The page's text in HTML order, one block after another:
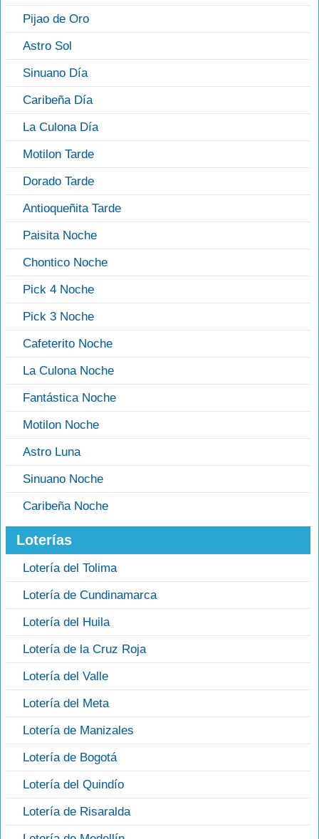
Pijao de Oro
Astro Sol
Sinuano Día
Caribeña Día
La Culona Día
Motilon Tarde
Dorado Tarde
Antioqueñita Tarde
Paisita Noche
Chontico Noche
Pick 4 Noche
Pick 3 Noche
Cafeterito Noche
La Culona Noche
Fantástica Noche
Motilon Noche
Astro Luna
Sinuano Noche
Caribeña Noche
Loterías
Lotería del Tolima
Lotería de Cundinamarca
Lotería del Huila
Lotería de la Cruz Roja
Lotería del Valle
Lotería del Meta
Lotería de Manizales
Lotería de Bogotá
Lotería del Quindío
Lotería de Risaralda